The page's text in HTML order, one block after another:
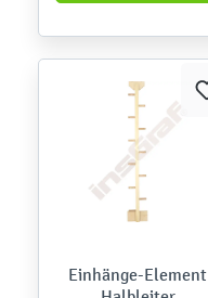
Einhänge-Element